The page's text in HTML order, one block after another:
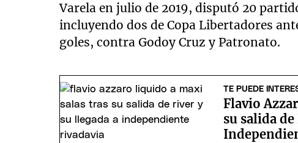
Varela en julio de 2019, disputó 20
incluyendo dos de Copa Libertadores
goles, contra Godoy Cruz y Patronato.
TE PUEDE
Flavio
su salida